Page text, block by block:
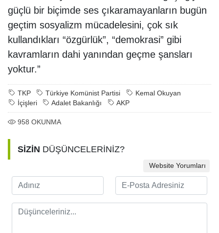
güçlü bir biçimde ses çıkaramayanların bugün
geçtim sosyalizm mücadelesini, çok sık
kullandıkları “özgürlük”, “demokrasi” gibi
kavramların dahi yanından geçme şansları
yoktur.”
TKP Türkiye Komünist Partisi
Kemal Okuyan
İçişleri
Adalet Bakanlığı AKP
958 OKUNMA
SİZİN DÜŞÜNCELERİNİZ?
Website Yorumları